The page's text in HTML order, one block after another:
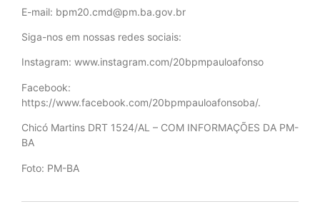
E-mail: bpm20.cmd@pm.ba.gov.br
Siga-nos em nossas redes sociais:
Instagram: www.instagram.com/20bpmpauloafonso
Facebook:
https://www.facebook.com/20bpmpauloafonsoba/.
Chicó Martins DRT 1524/AL – COM INFORMAÇÕES DA PM-
BA
Foto: PM-BA